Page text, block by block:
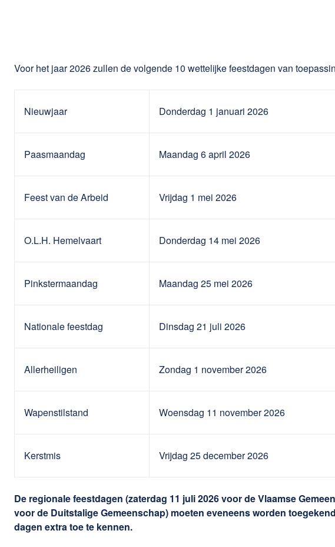
Voor het jaar 2026 zullen de volgende 10 wettelijke feestdagen van
Nieuwjaar Donderdag 1 januari 2026
Paasmaandag Maandag 6 april 2026
Feest van de Arbeid Vrijdag 1 mei 2026
O.L.H. Hemelvaart Donderdag 14 mei 2026
Pinkstermaandag Maandag 25 mei 2026
Nationale feestdag Dinsdag 21 juli 2026
Allerheiligen Zondag 1 november 2026
Wapenstilstand Woensdag 11 november 2026
Kerstmis Vrijdag 25 december 2026
De regionale feestdagen (zaterdag 11 juli 2026 voor de Vlaamse
voor de Duitstalige Gemeenschap) moeten eveneens worden
dagen extra toe te kennen.